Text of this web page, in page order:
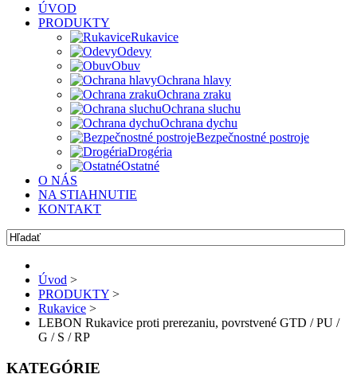
ÚVOD
PRODUKTY
Rukavice
Odevy
Obuv
Ochrana hlavy
Ochrana zraku
Ochrana sluchu
Ochrana dychu
Bezpečnostné postroje
Drogéria
Ostatné
O NÁS
NA STIAHNUTIE
KONTAKT
Úvod >
PRODUKTY >
Rukavice >
LEBON Rukavice proti prerezaniu, povrstvené GTD / PU /
G / S / RP
KATEGÓRIE